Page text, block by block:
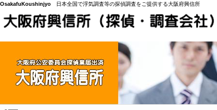
OsakafuKoushinjyo 日本全国で浮気調査等の探偵調査をご提供する大阪府興信所